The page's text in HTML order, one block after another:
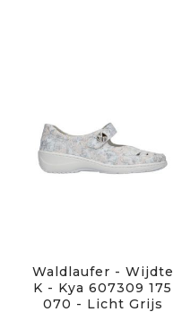
Waldlaufer - Wijdte
K - Kya 607309 175
070 - Licht Grijs